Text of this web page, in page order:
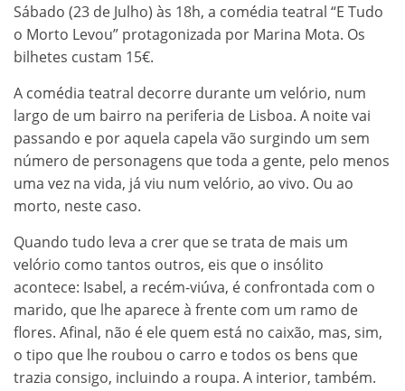
Sábado (23 de Julho) às 18h, a comédia teatral “E Tudo
o Morto Levou” protagonizada por Marina Mota. Os
bilhetes custam 15€.
A comédia teatral decorre durante um velório, num
largo de um bairro na periferia de Lisboa. A noite vai
passando e por aquela capela vão surgindo um sem
número de personagens que toda a gente, pelo menos
uma vez na vida, já viu num velório, ao vivo. Ou ao
morto, neste caso.
Quando tudo leva a crer que se trata de mais um
velório como tantos outros, eis que o insólito
acontece: Isabel, a recém-viúva, é confrontada com o
marido, que lhe aparece à frente com um ramo de
flores. Afinal, não é ele quem está no caixão, mas, sim,
o tipo que lhe roubou o carro e todos os bens que
trazia consigo, incluindo a roupa. A interior, também.